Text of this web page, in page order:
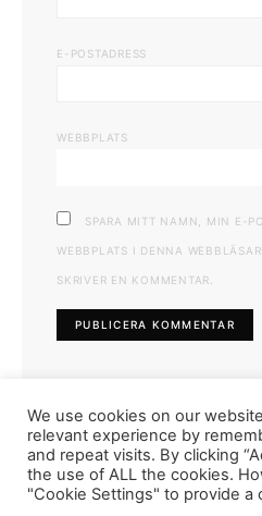
E-POSTADRESS
WEBBPLATS
SPARA MITT NAMN, MIN E-
WEBBPLATS I DENNA
SKRIVER EN KOMMENTAR.
We use cookies on our
relevant experience by
and repeat visits. By clicking
the use of ALL the cookies.
"Cookie Settings" to provide a